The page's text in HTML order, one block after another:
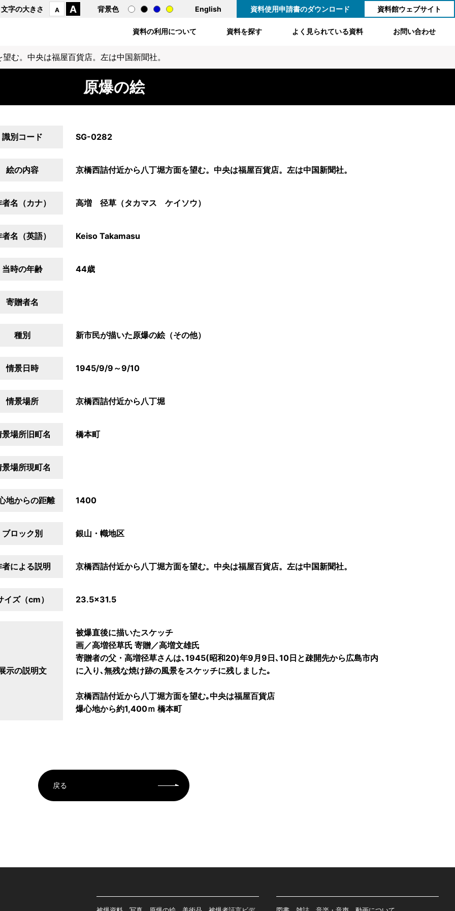
文字の大きさ A A 背景色 English 資料使用申請書のダウンロード 資料館ウェブサイト
資料の利用について 資料を探す よく見られている資料 お問い合わせ
む。中央は福屋百貨店。左は中国新聞社。
原爆の絵
識別コード SG-0282
絵の内容 京橋西詰付近から八丁堀方面を望む。中央は福屋百貨店。左は中国新聞社。
名（カナ） 高増 径草（タカマス ケイソウ）
名（英語） Keiso Takamasu
当時の年齢 44歳
寄贈者名
種別 新市民が描いた原爆の絵（その他）
情景日時 1945/9/9～9/10
情景場所 京橋西詰付近から八丁堀
景場所旧町名 橋本町
景場所現町名
地からの距離 1400
ブロック別 銀山・幟地区
者による説明 京橋西詰付近から八丁堀方面を望む。中央は福屋百貨店。左は中国新聞社。
イズ（cm） 23.5×31.5
示の説明文
被爆直後に描いたスケッチ
画／高増径草氏 寄贈／高増文雄氏
寄贈者の父・高増径草さんは､1945(昭和20)年9月9日､10日と疎開先から広島市内
に入り､無残な焼け跡の風景をスケッチに残しました｡
京橋西詰付近から八丁堀方面を望む｡中央は福屋百貨店
爆心地から約1,400ｍ 橋本町
戻る